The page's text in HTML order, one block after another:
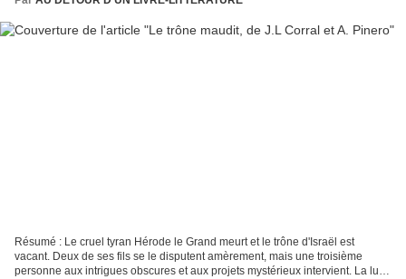
Résumé : Le cruel tyran Hérode le Grand meurt et le trône d'Israël est
vacant. Deux de ses fils se le disputent amèrement, mais une troisième
personne aux intrigues obscures et aux projets mystérieux intervient. La lutte